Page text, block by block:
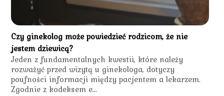
Czy ginekolog może powiedzieć rodzicom, że nie
jestem dziewicą?
Jeden z fundamentalnych kwestii, które należy
rozważyć przed wizytą u ginekologa, dotyczy
poufności informacji między pacjentem a lekarzem.
Zgodnie z kodeksem e...